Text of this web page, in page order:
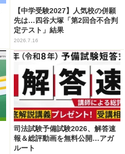
【中学受験2027】人気校の併願
先は…四谷大塚「第2回合不合判
定テスト」結果
2026.7.16
司法試験予備試験2026、解答速
報＆総評動画を無料公開…アガ
ルート